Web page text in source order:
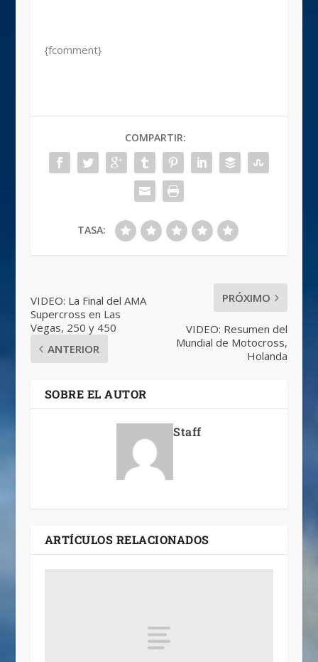
{fcomment}
COMPARTIR:
TASA:
VIDEO: La Final del AMA
Supercross en Las
Vegas, 250 y 450
ANTERIOR
PRÓXIMO
VIDEO: Resumen del
Mundial de Motocross,
Holanda
SOBRE EL AUTOR
Staff
ARTÍCULOS RELACIONADOS